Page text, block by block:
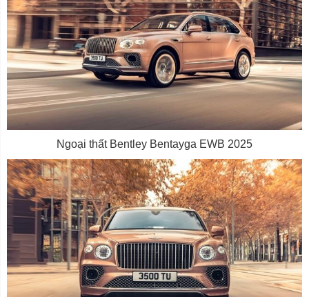
Ngoại thất Bentley Bentayga EWB 2025